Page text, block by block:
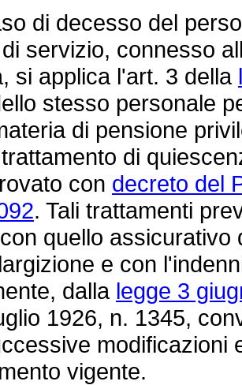
di decesso del
servizio, connesso
si applica l'art. 3 della
stesso personale
di pensione
di
con decreto del
. Tali trattamenti
quello
e con
dalla legge 3
1926, n. 1345,
modificazioni
vigente.